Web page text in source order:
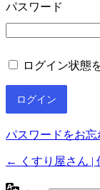
パスワード
ログイン状態
パスワードをお忘
← くすり屋さん |